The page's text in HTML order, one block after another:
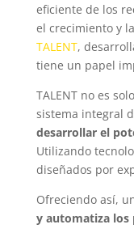
eficiente de los
el crecimiento y
TALENT,
tiene un papel
TALENT no es
sistema integral
desarrollar el
Utilizando
diseñados por
Ofreciendo así,
y automatiza los